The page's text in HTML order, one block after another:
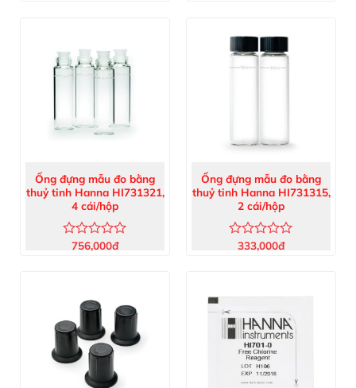
sao
5
sao
Ống đựng mẫu đo bằng
thuỷ tinh Hanna HI731321,
4 cái/hộp
Được
sao
756,000đ
Ống đựng mẫu đo bằng
thuỷ tinh Hanna HI731315,
2 cái/hộp
Được
5
sao
333,000đ